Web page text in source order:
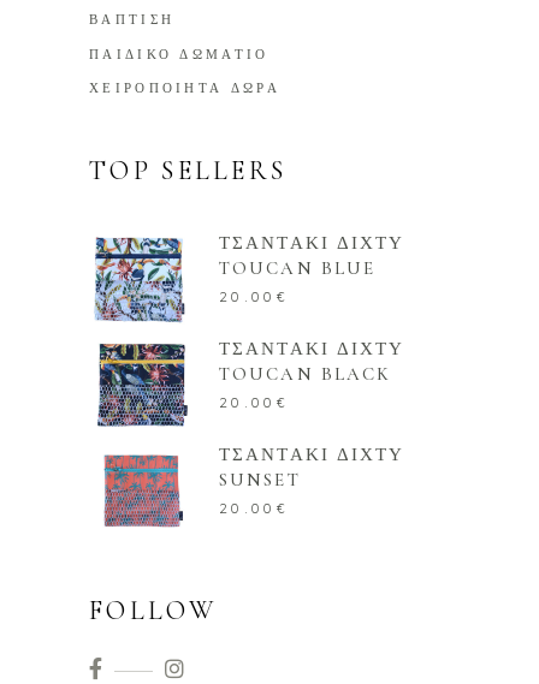
ΒΑΠΤΙΣΗ
ΠΑΙΔΙΚΟ ΔΩΜΑΤΙΟ
ΧΕΙΡΟΠΟΙΗΤΑ ΔΩΡΑ
TOP SELLERS
ΤΣΑΝΤΑΚΙ ΔΙΧΤΥ
TOUCAN BLUE
20.00 €
ΤΣΑΝΤΑΚΙ ΔΙΧΤΥ
TOUCAN BLACK
20.00 €
ΤΣΑΝΤΑΚΙ ΔΙΧΤΥ
SUNSET
20.00 €
FOLLOW